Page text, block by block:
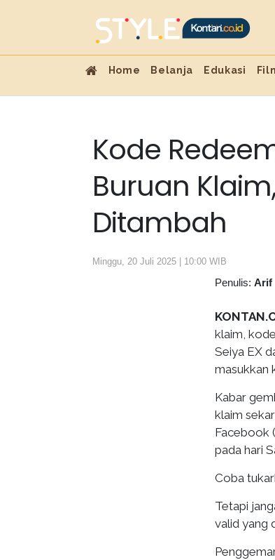
Home Belanja Edukasi
Kode
Buruan
Ditambah
Minggu, 20 Juli 2025 | 10:00 WIB
Penulis: Arif
klaim,
Seiya EX
masukkan
Kabar
klaim
Facebook
pada hari
Coba
Tetapi
valid yang